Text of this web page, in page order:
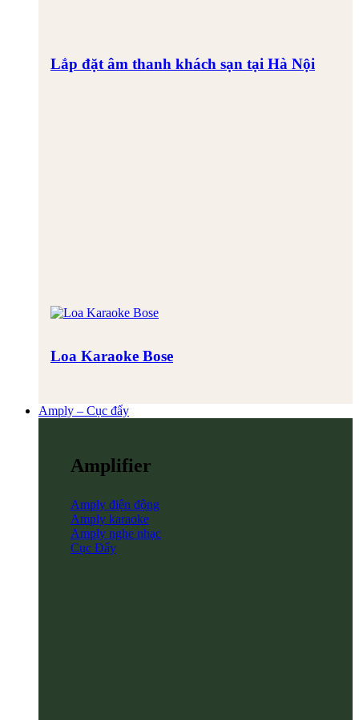
Lắp đặt âm thanh khách sạn tại Hà Nội
Loa Karaoke Bose
Amply – Cục đẩy
Amplifier
Amply điện động
Amply karaoke
Amply nghe nhạc
Cục Đẩy